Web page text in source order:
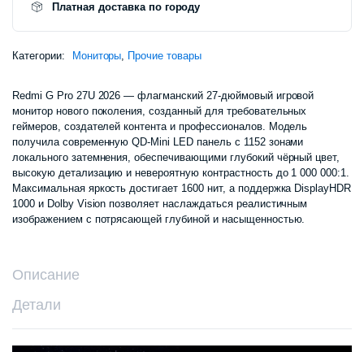
Платная доставка по городу
Категории: Мониторы, Прочие товары
Redmi G Pro 27U 2026 — флагманский 27-дюймовый игровой
монитор нового поколения, созданный для требовательных
геймеров, создателей контента и профессионалов. Модель
получила современную QD-Mini LED панель с 1152 зонами
локального затемнения, обеспечивающими глубокий чёрный цвет,
высокую детализацию и невероятную контрастность до 1 000 000:1.
Максимальная яркость достигает 1600 нит, а поддержка DisplayHDR
1000 и Dolby Vision позволяет наслаждаться реалистичным
изображением с потрясающей глубиной и насыщенностью.
Описание
Детали